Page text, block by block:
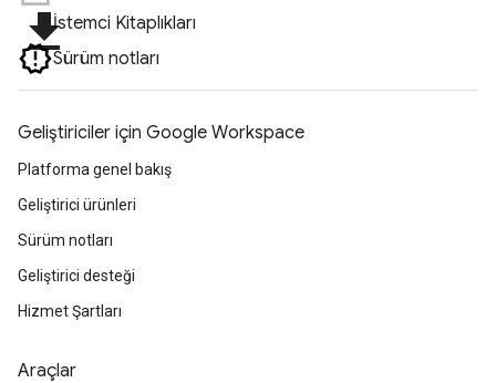
file_downloadİstemci Kitaplıkları
Sürüm notları
Geliştiriciler için Google Workspace
Platforma genel bakış
Geliştirici ürünleri
Sürüm notları
Geliştirici desteği
Hizmet Şartları
Araçlar